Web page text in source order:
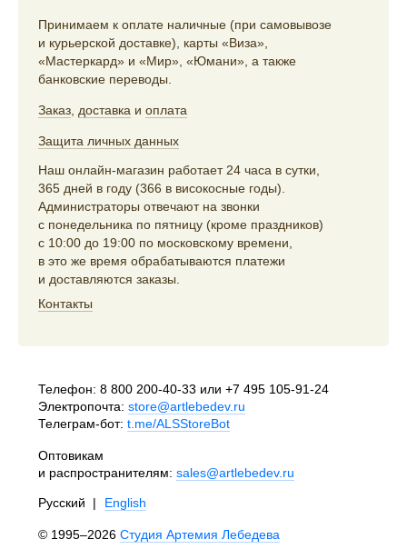
Принимаем к оплате наличные (при самовывозе
и курьерской доставке), карты «Виза»,
«Мастеркард» и «Мир», «Юмани», а также
банковские переводы.
Заказ доставка и оплата
Защита личных данных
Наш онлайн-магазин работает 24 часа в сутки,
365 дней в году (366 в високосные годы).
Администраторы отвечают на звонки
с понедельника по пятницу (кроме праздников)
с 10:00 до 19:00 по московскому времени,
в это же время обрабатываются платежи
и доставляются заказы.
Контакты
Телефон: 8 800 200-40-33 или +7 495 105-91-24
Электропочта: store@artlebedev.ru
Телеграм-бот: t.me/ALSStoreBot
Оптовикам
и распространителям: sales@artlebedev.ru
Русский | English
© 1995–2026 Студия Артемия Лебедева